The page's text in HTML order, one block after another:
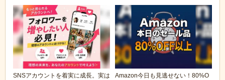
SNSアカウントを着実に成長。実は
Amazon今日も見逃せない！80%O